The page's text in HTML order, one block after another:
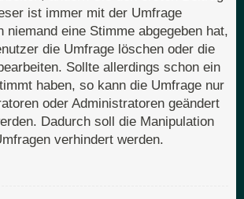
ist immer mit der Umfrage
niemand eine Stimme abgegeben hat,
die Umfrage löschen oder die
Sollte allerdings schon ein
haben, so kann die Umfrage nur
oder Administratoren geändert
Dadurch soll die Manipulation
verhindert werden.